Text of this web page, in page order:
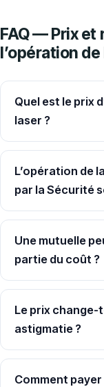
FAQ — Prix et
l’opération
Quel est le prix
laser ?
L’opération de
par la Sécurité
Une mutuelle
partie du coût ?
Le prix change-
astigmatie ?
Comment